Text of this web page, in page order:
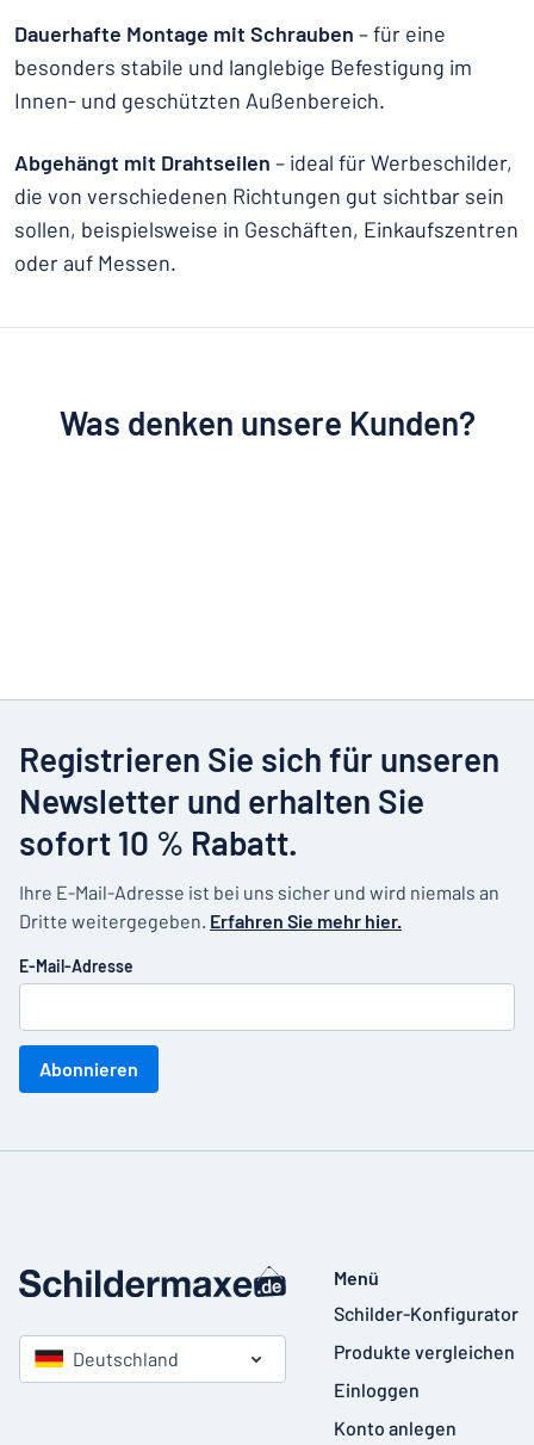
Dauerhafte Montage mit Schrauben – für eine
besonders stabile und langlebige Befestigung im
Innen- und geschützten Außenbereich.
Abgehängt mit Drahtseilen – ideal für Werbeschilder,
die von verschiedenen Richtungen gut sichtbar sein
sollen, beispielsweise in Geschäften, Einkaufszentren
oder auf Messen.
Was denken unsere Kunden?
Registrieren Sie sich für unseren
Newsletter und erhalten Sie
sofort 10 % Rabatt.
Ihre E-Mail-Adresse ist bei uns sicher und wird niemals an
Dritte weitergegeben. Erfahren Sie mehr hier.
E-Mail-Adresse
Abonnieren
Deutschland
Menü
Schilder-Konfigurator
Produkte vergleichen
Einloggen
Konto anlegen